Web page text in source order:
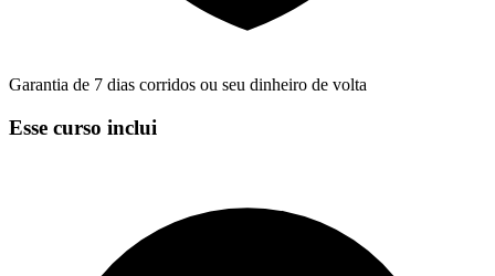
Garantia de 7 dias corridos ou seu dinheiro de volta
Esse curso inclui